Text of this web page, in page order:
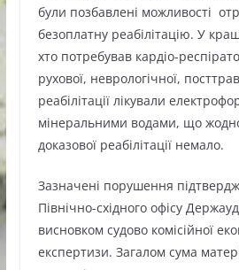
були позбавлені можливості
безоплатну реабілітацію. У
хто потребував кардіо-
рухової, неврологічної,
реабілітації лікували
мінеральними водами, що
доказової реабілітації немало.
Зазначені порушення
Північно-східного офісу
висновком судово комісійної
експертизи. Загалом сума